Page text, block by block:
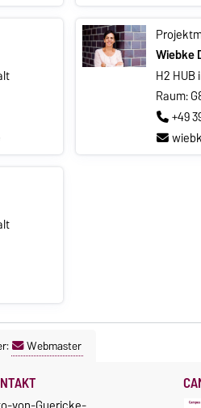
Wiebke
H2
Raum:
+49
Webmaster